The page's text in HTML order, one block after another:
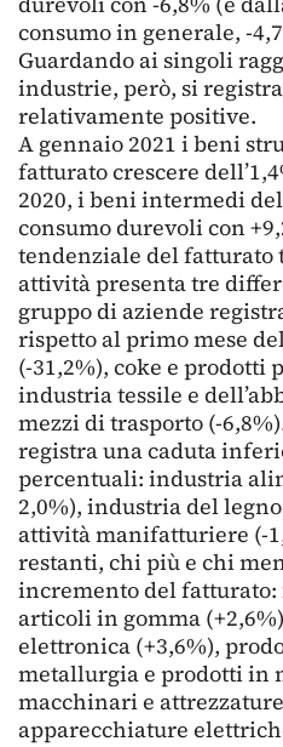
consumo in generale, -
Guardando ai singoli
industrie, però, si
relativamente positive.
A gennaio 2021 i beni
fatturato crescere
2020, i beni intermedi
consumo durevoli con
tendenziale del fatturato
attività presenta tre
gruppo di aziende
rispetto al primo mese
(-31,2%), coke e prodotti
industria tessile e
mezzi di trasporto (-
registra una caduta
percentuali: industria
2,0%), industria del
attività manifatturiere (-
restanti, chi più e chi
incremento del fatturato:
articoli in gomma
elettronica (+3,6%),
metallurgia e prodotti in
macchinari e
apparecchiature